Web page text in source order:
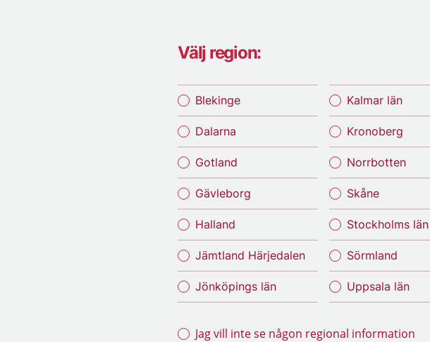
Välj region:
Blekinge
Dalarna
Gotland
Gävleborg
Halland
Jämtland Härjedalen
Jönköpings län
Kalmar län
Kronoberg
Norrbotten
Skåne
Stockholms län
Sörmland
Uppsala län
Jag vill inte se någon regional information